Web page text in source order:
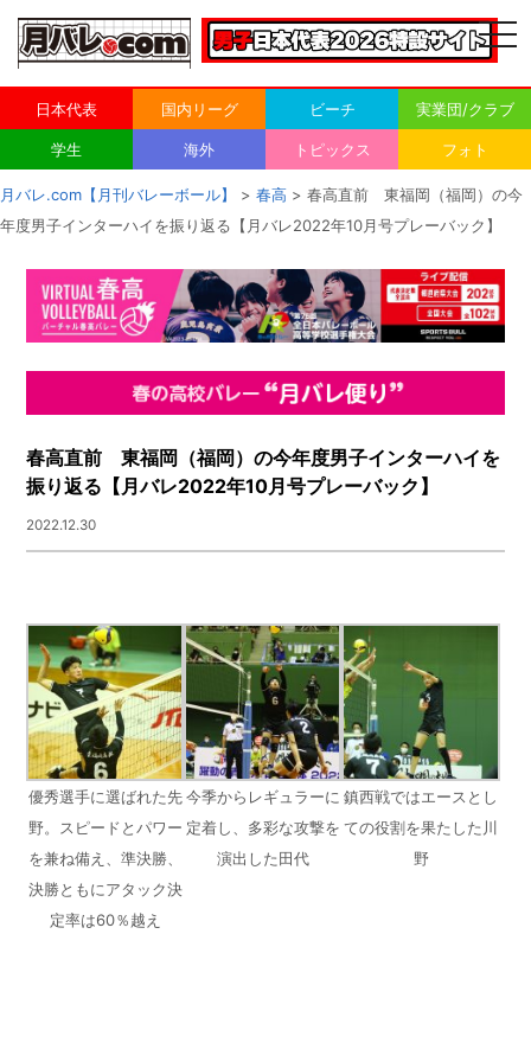
日本代表 国内リーグ ビーチ 実業団/クラブ
学生 海外 トピックス フォト
月バレ.com【月刊バレーボール】 > 春高 > 春高直前 東福岡（福岡）の今
年度男子インターハイを振り返る【月バレ2022年10月号プレーバック】
春高直前 東福岡（福岡）の今年度男子インターハイを
振り返る【月バレ2022年10月号プレーバック】
2022.12.30
優秀選手に選ばれた先
野。スピードとパワー
を兼ね備え、準決勝、
決勝ともにアタック決
定率は60％越え
今季からレギュラーに
定着し、多彩な攻撃を
演出した田代
鎮西戦ではエースとし
ての役割を果たした川
野